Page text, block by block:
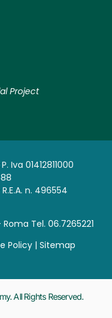
Project
P. Iva 01412811000
n. 496554
Tel. 06.7265221
Policy | Sitemap
All Rights Reserved.